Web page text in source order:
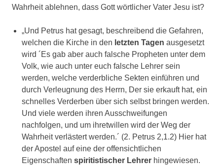
Wahrheit ablehnen, dass Gott wörtlicher Vater Jesu ist?
„Und Petrus hat gesagt, beschreibend die Gefahren,
welchen die Kirche in den letzten Tagen ausgesetzt
wird ´Es gab aber auch falsche Propheten unter dem
Volk, wie auch unter euch falsche Lehrer sein
werden, welche verderbliche Sekten einführen und
durch Verleugnung des Herrn, Der sie erkauft hat, ein
schnelles Verderben über sich selbst bringen werden.
Und viele werden ihren Ausschweifungen
nachfolgen, und um ihretwillen wird der Weg der
Wahrheit verlästert werden.´ (2. Petrus 2,1.2) Hier hat
der Apostel auf eine der offensichtlichen
Eigenschaften spiritistischer Lehrer hingewiesen.